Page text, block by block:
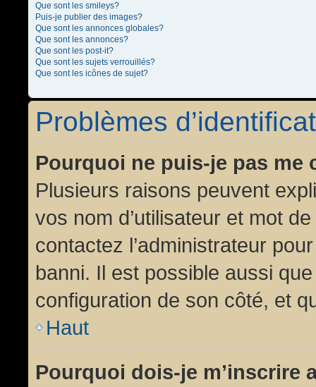
Que sont les smileys?
Puis-je publier des images?
Que sont les annonces globales?
Que sont les annonces?
Que sont les post-it?
Que sont les sujets verrouillés?
Que sont les icônes de sujet?
Problèmes
Pourquoi ne puis-je pas me
Plusieurs raisons peuvent
vos nom d’utilisateur et mot
contactez l’administrateur
banni. Il est possible aussi
configuration de son côté, et
Haut
Pourquoi dois-je m’inscrire